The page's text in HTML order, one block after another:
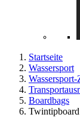
Startseite
Wassersport
Boardbags